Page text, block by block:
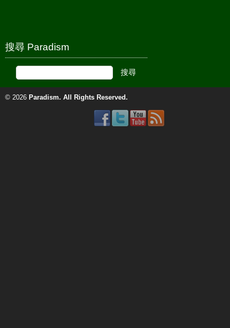
搜尋 Paradism
© 2026 Paradism. All Rights Reserved.